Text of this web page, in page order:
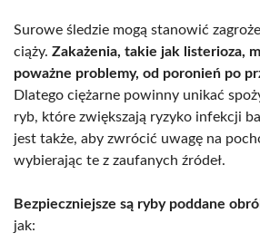
Surowe śledzie mogą stanowić
ciąży. Zakażenia, takie jak listerioza,
poważne problemy, od poronień po
Dlatego ciężarne powinny unikać
ryb, które zwiększają ryzyko infekcji
jest także, aby zwrócić uwagę na
wybierając te z zaufanych źródeł.
Bezpieczniejsze są ryby poddane
jak: